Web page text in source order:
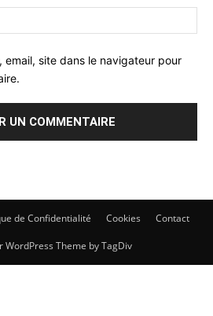
email, site dans le navigateur pour
de Confidentialité Cookies Contact
Theme by TagDiv